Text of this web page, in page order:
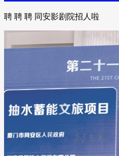
聘 聘 聘 同安影剧院招人啦